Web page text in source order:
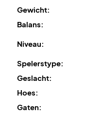
Gewicht:
Balans:
Niveau:
Spelerstype:
Geslacht:
Hoes:
Gaten: